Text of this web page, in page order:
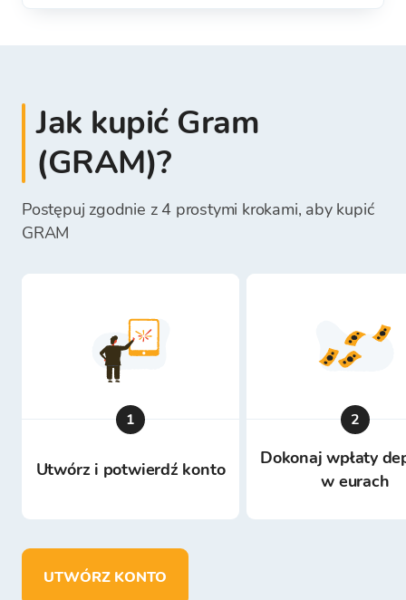
Jak kupić Gram
(GRAM)?
Postępuj zgodnie z 4 prostymi krokami, aby kupić
GRAM
1
Utwórz i potwierdź konto
2
Dokonaj wpłaty
w eurach
UTWÓRZ KONTO